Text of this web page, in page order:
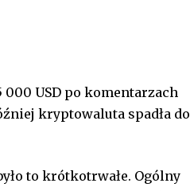
000 USD po komentarzach
kryptowaluta spadła do
to krótkotrwałe. Ogólny